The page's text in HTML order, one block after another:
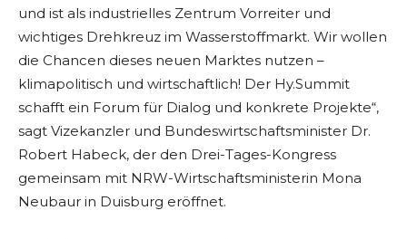
und ist als industrielles Zentrum Vorreiter und
wichtiges Drehkreuz im Wasserstoffmarkt. Wir wollen
die Chancen dieses neuen Marktes nutzen –
klimapolitisch und wirtschaftlich! Der Hy.Summit
schafft ein Forum für Dialog und konkrete Projekte“,
sagt Vizekanzler und Bundeswirtschaftsminister Dr.
Robert Habeck, der den Drei-Tages-Kongress
gemeinsam mit NRW-Wirtschaftsministerin Mona
Neubaur in Duisburg eröffnet.